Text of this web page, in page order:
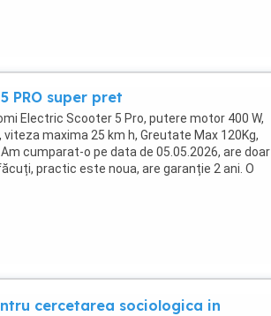
PRO super pret
Electric Scooter 5 Pro, putere motor 400 W,
maxima 25 km h, Greutate Max 120Kg,
Am cumparat-o pe data de 05.05.2026, are doar
practic este noua, are garanție 2 ani. O
cercetarea sociologica in